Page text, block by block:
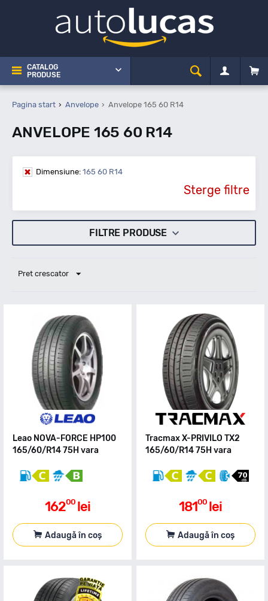
CATALOG
PRODUSE
Pagina start Anvelope Anvelope 165 60 R14
ANVELOPE 165 60 R14
Dimensiune: 165 60 R14
Sterge filtre
FILTRE PRODUSE
Pret crescator
Leao NOVA-FORCE HP100
165/60/R14 75H vara
16200 lei
Adaugă în coș
Tracmax X-PRIVILO TX2
165/60/R14 75H vara
18100 lei
Adaugă în coș